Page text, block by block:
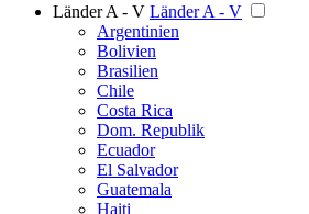
Länder A - V Länder A - V
Argentinien
Bolivien
Brasilien
Chile
Costa Rica
Dom. Republik
Ecuador
El Salvador
Guatemala
Haiti